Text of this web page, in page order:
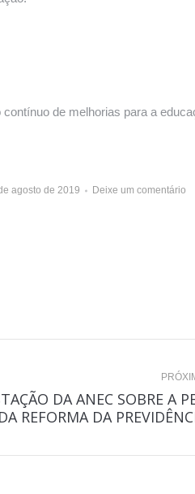
de melhorias para a
agosto de 2019 Deixe um comentário
DA ANEC SOBRE A
REFORMA DA